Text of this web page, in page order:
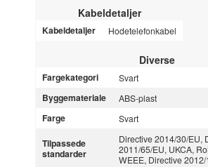
Kabeldetaljer
Kabeldetaljer Hodetelefonkabel
Diverse
Fargekategori Svart
Byggemateriale ABS-plast
Farge Svart
Tilpassede
standarder
Directive 2014/30/EU,
2011/65/EU, UKCA,
WEEE, Directive 2012/